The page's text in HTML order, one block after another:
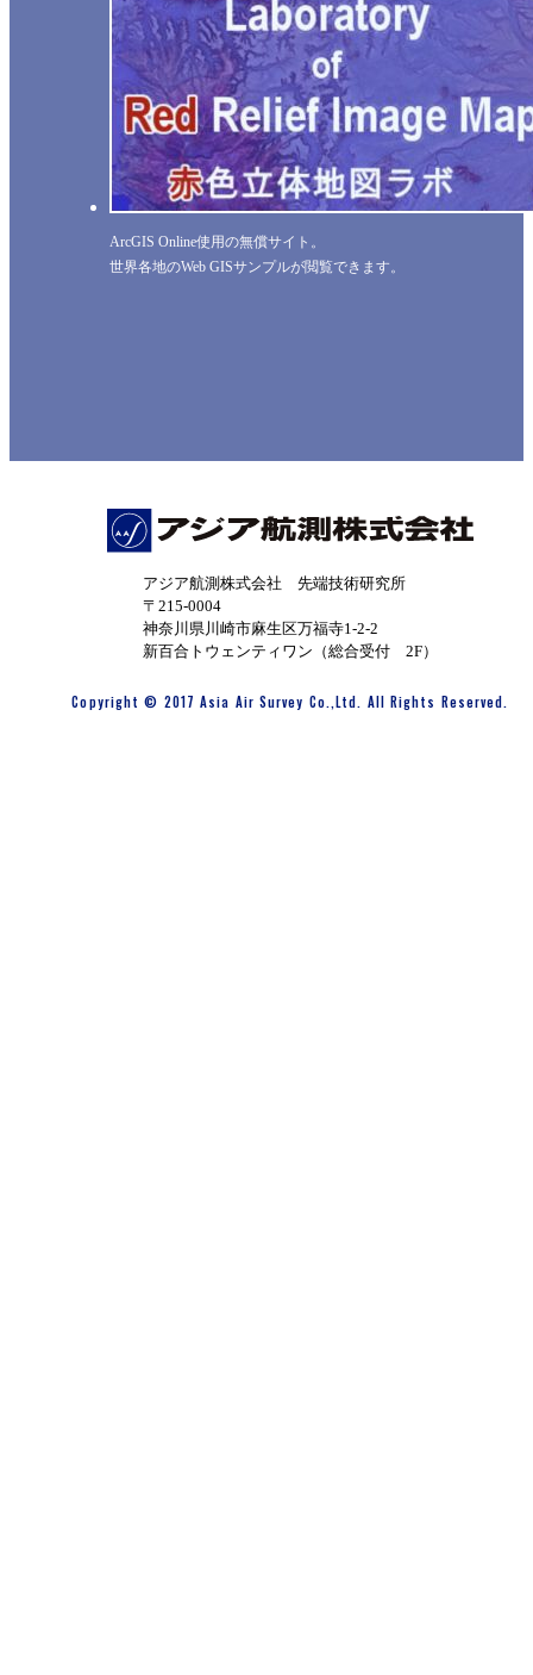
ArcGIS Online使用の無償サイト。
世界各地のWeb GISサンプルが閲覧できます。
アジア航測株式会社 先端技術研究所
〒215-0004
神奈川県川崎市麻生区万福寺1-2-2
新百合トウェンティワン（総合受付 2F）
Copyright © 2017 Asia Air Survey Co.,Ltd. All Rights Reserved.